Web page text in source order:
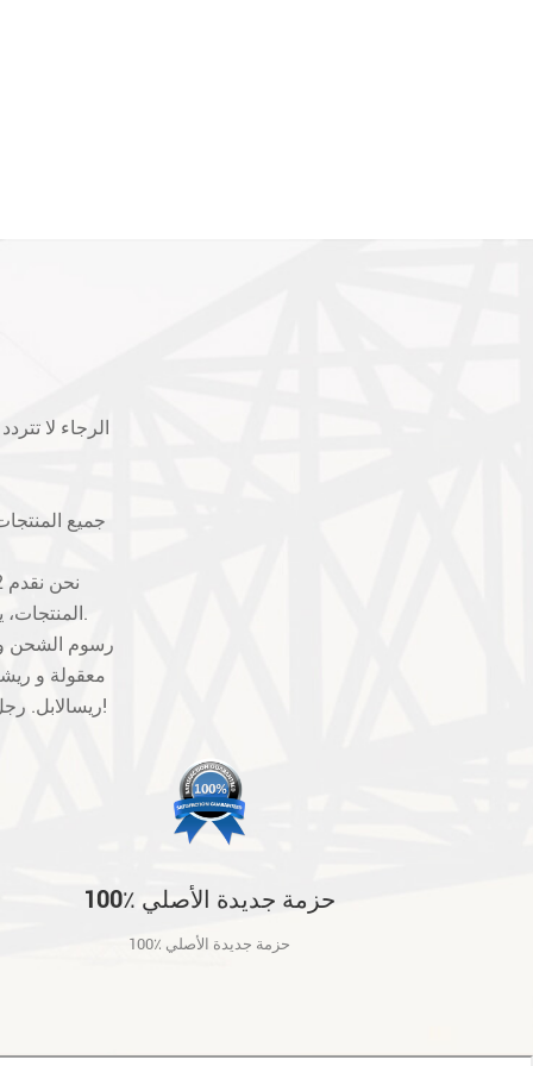
الرجاء لا
المنتجات، يرجى الاتصال بنا أولا، فإننا سوف تبادل أو تقديم حلول أخرى بالنسبة لك لجعل خيار.
معقولة و
ريسالابل. رجل-- صنع العيوب ليست مضمونة، مثل كسر، خدش وهلم جرا. شكرا للتفاهم والتعاون!
100٪ حزمة جديدة الأصلي
100٪ حزمة جديدة الأصلي